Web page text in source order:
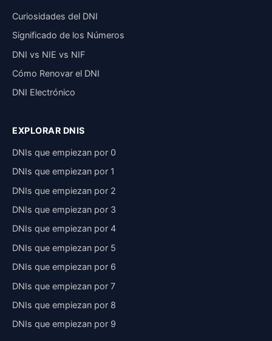
Curiosidades del DNI
Significado de los Números
DNI vs NIE vs NIF
Cómo Renovar el DNI
DNI Electrónico
EXPLORAR DNIS
DNIs que empiezan por 0
DNIs que empiezan por 1
DNIs que empiezan por 2
DNIs que empiezan por 3
DNIs que empiezan por 4
DNIs que empiezan por 5
DNIs que empiezan por 6
DNIs que empiezan por 7
DNIs que empiezan por 8
DNIs que empiezan por 9